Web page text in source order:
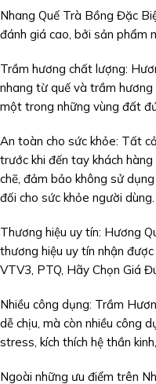
Nhang Quế Trà Bồng Đặc
đánh giá cao, bởi sản phẩm
Trầm hương chất lượng:
nhang từ quế và trầm
một trong những vùng đất
An toàn cho sức khỏe: Tất
trước khi đến tay khách
chẽ, đảm bảo không sử
đối cho sức khỏe người dùng.
Thương hiệu uy tín: Hương
thương hiệu uy tín nhận
VTV3, PTQ, Hãy Chọn Giá
Nhiều công dụng: Trầm
dễ chịu, mà còn nhiều công
stress, kích thích hệ thần
Ngoài những ưu điểm trên